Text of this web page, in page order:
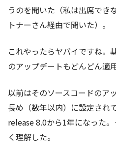
うのを聞いた（私は出席でき
トナーさん経由で聞いた）。
これやったらヤバイですね。
のアップデートもどんどん適
以前はそのソースコードのア
長め（数年以内）に設定さ
release 8.0から1年になった
く理解した。